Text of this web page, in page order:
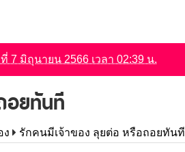
7 มิถุนายน 2566 เวลา 02:39 น.
อยทันที
ง รักคนมีเจ้าของ ลุยต่อ หรือถอยทันที